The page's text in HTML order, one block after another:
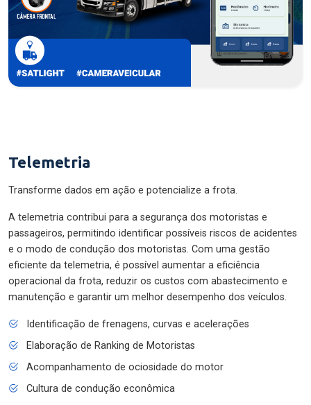
Telemetria
Transforme dados em ação e potencialize a frota.
A telemetria contribui para a segurança dos motoristas e
passageiros, permitindo identificar possíveis riscos de acidentes
e o modo de condução dos motoristas. Com uma gestão
eficiente da telemetria, é possível aumentar a eficiência
operacional da frota, reduzir os custos com abastecimento e
manutenção e garantir um melhor desempenho dos veículos.
Identificação de frenagens, curvas e acelerações
Elaboração de Ranking de Motoristas
Acompanhamento de ociosidade do motor
Cultura de condução econômica